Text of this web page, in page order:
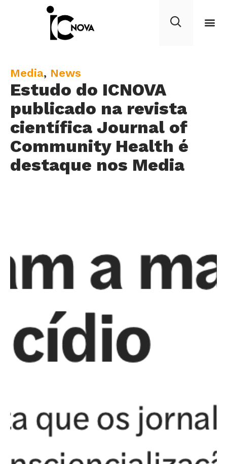
Estudo do ICNOVA
publicado na revista
científica Journal of
Community Health é
destaque nos Media
C
a
e
g
o
y
Media, News